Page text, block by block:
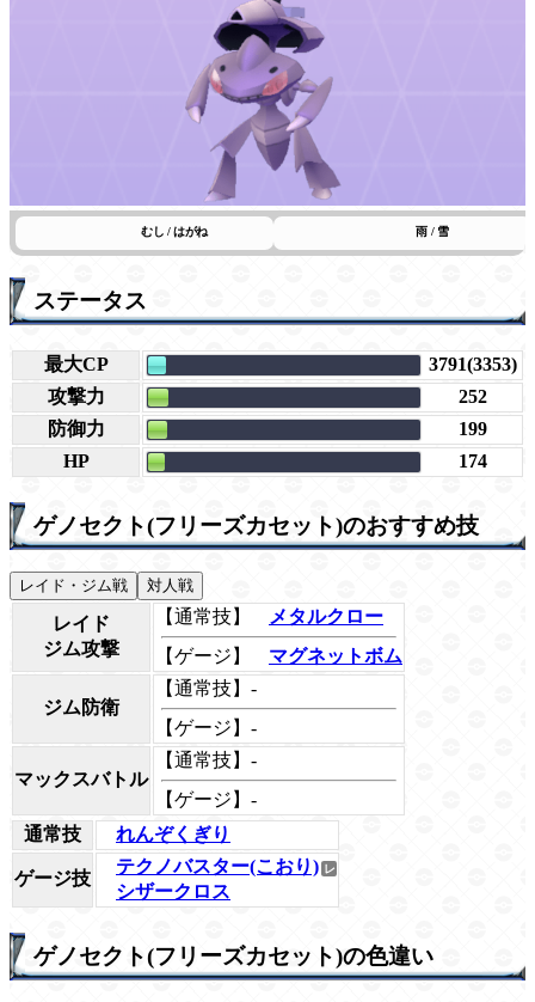
むし / はがね 雨 / 雪
ステータス
最大CP
3791(3353)
攻撃力
252
防御力
199
HP
174
ゲノセクト(フリーズカセット)のおすすめ技
レイド・ジム戦 対人戦
レイド
ジム攻撃
【通常技】
メタルクロー
【ゲージ】
マグネットボム
ジム防衛
【通常技】-
【ゲージ】-
マックスバトル
【通常技】-
【ゲージ】-
通常技
れんぞくぎり
ゲージ技
テクノバスター(こおり)
シザークロス
ゲノセクト(フリーズカセット)の色違い